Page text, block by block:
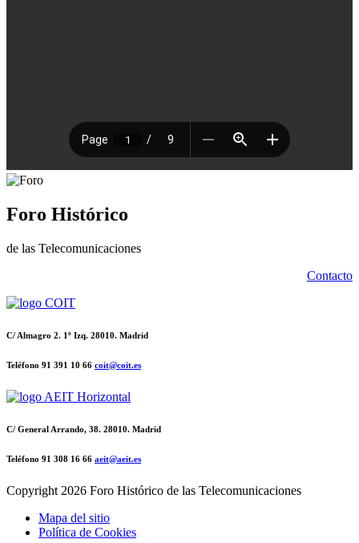
Foro Histórico
de las Telecomunicaciones
Contacto
C/ Almagro 2. 1º Izq. 28010. Madrid
Teléfono 91 391 10 66 coit@coit.es
C/ General Arrando, 38. 28010. Madrid
Teléfono 91 308 16 66 aeit@aeit.es
Copyright 2026 Foro Histórico de las Telecomunicaciones
Mapa del sitio
Política de Cookies